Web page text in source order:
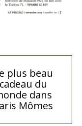
plus beau
cadeau du
dans
Mômes